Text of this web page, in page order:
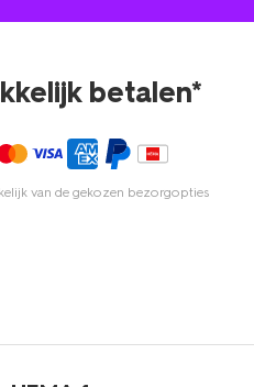
betalen*
van de gekozen bezorgopties